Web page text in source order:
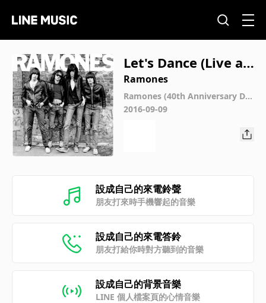
Let's Dance (Live at
the Roxy, Hollywoo
d, CA 8/11/76) [2016
Remaster]
Ramones
Ramones (40th Anniversary Del
uxe Edition) [2016 Remaster]
2016-09-09
設成自己的來電鈴聲
朋友打來時手機響起的音樂
設成自己的來電答鈴
朋友打給你時對方聽到的音樂
設成自己的背景音樂
LINE 個人檔案頁的心情音樂